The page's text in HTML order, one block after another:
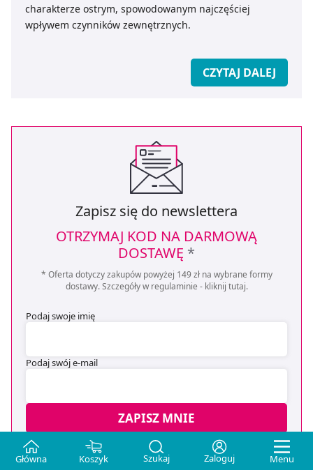
Główna Koszyk Szukaj Zaloguj Menu
charakterze ostrym, spowodowanym najczęściej
wpływem czynników zewnętrznych.
CZYTAJ DALEJ
Zapisz się do newslettera
OTRZYMAJ KOD NA DARMOWĄ
DOSTAWĘ *
* Oferta dotyczy zakupów powyżej 149 zł na wybrane formy
dostawy. Szczegóły w regulaminie - kliknij tutaj.
Podaj swoje imię
Podaj swój e-mail
ZAPISZ MNIE
Wyrażam zgodę na przesyłanie, na podany przeze mnie adres e-